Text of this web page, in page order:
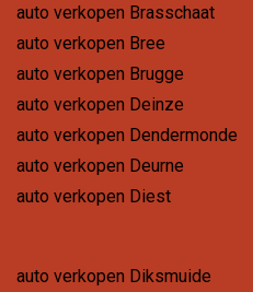
auto verkopen Brasschaat
auto verkopen Bree
auto verkopen Brugge
auto verkopen Deinze
auto verkopen Dendermonde
auto verkopen Deurne
auto verkopen Diest
auto verkopen Diksmuide